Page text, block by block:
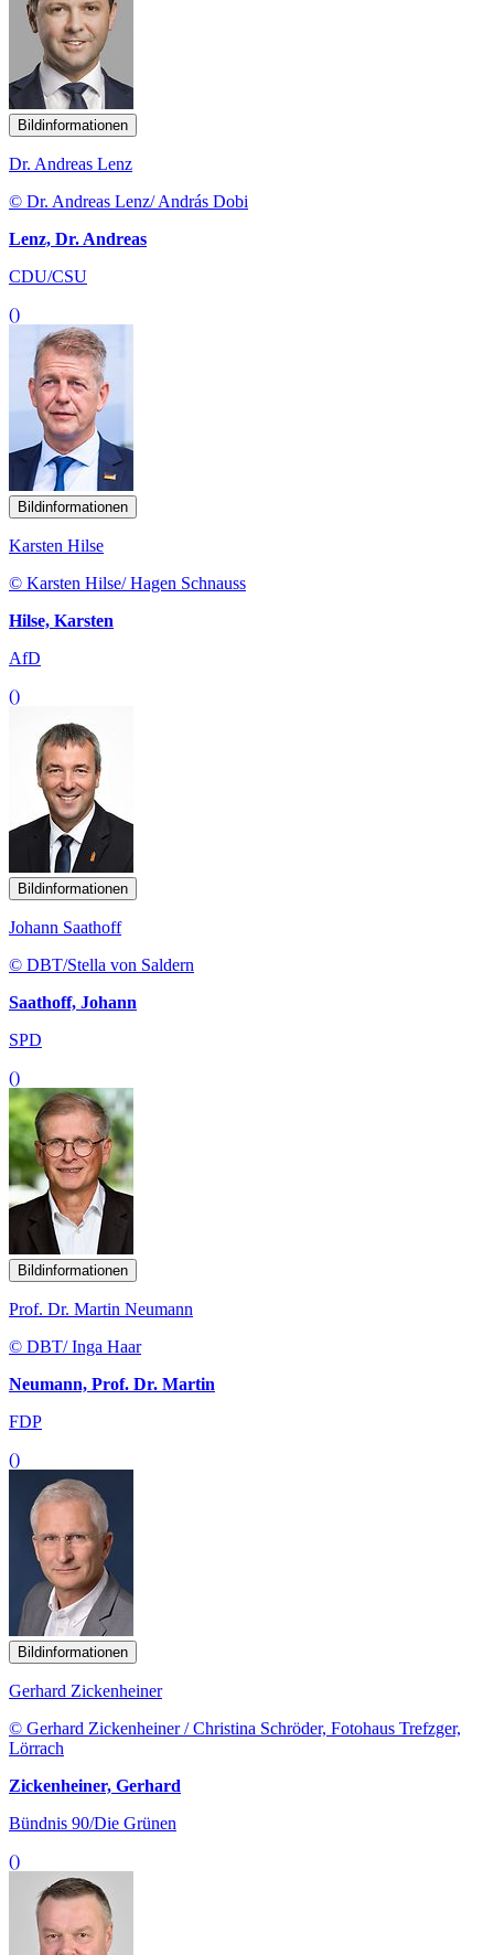
Bildinformationen
Dr. Andreas Lenz
© Dr. Andreas Lenz/ András Dobi
Lenz, Dr. Andreas
CDU/CSU
()
Bildinformationen
Karsten Hilse
© Karsten Hilse/ Hagen Schnauss
Hilse, Karsten
AfD
()
Bildinformationen
Johann Saathoff
© DBT/Stella von Saldern
Saathoff, Johann
SPD
()
Bildinformationen
Prof. Dr. Martin Neumann
© DBT/ Inga Haar
Neumann, Prof. Dr. Martin
FDP
()
Bildinformationen
Gerhard Zickenheiner
© Gerhard Zickenheiner / Christina Schröder, Fotohaus Trefzger,
Lörrach
Zickenheiner, Gerhard
Bündnis 90/Die Grünen
()